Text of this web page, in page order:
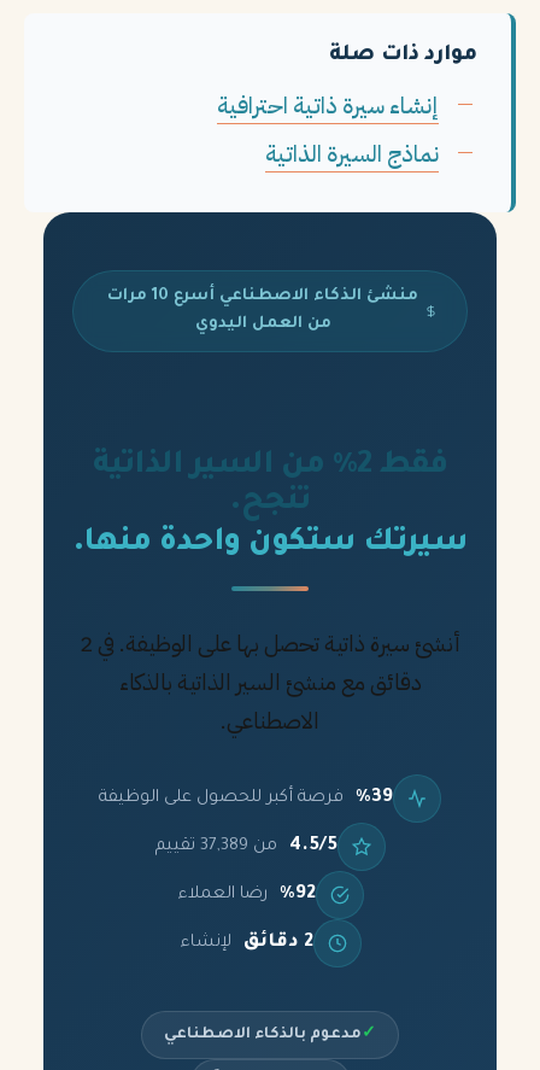
موارد ذات صلة
إنشاء سيرة ذاتية احترافية
نماذج السيرة الذاتية
منشئ الذكاء الاصطناعي أسرع 10 مرات
من العمل اليدوي
فقط 2% من السير الذاتية
تنجح.
سيرتك ستكون واحدة منها.
أنشئ سيرة ذاتية تحصل بها على الوظيفة. في 2
دقائق مع منشئ السير الذاتية بالذكاء
الاصطناعي.
%39 فرصة أكبر للحصول على الوظيفة
4.5/5 من 37,389 تقييم
%92 رضا العملاء
2 دقائق لإنشاء
✓ مدعوم بالذكاء الاصطناعي